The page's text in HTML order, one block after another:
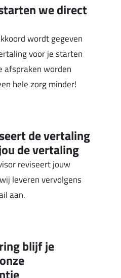
we direct
wordt gegeven
voor je starten
afspraken worden
hele zorg minder!
de vertaling
de vertaling
reviseert jouw
leveren vervolgens
aan.
blijf je